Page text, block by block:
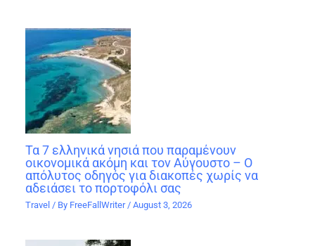
Τα 7 ελληνικά νησιά που παραμένουν
οικονομικά ακόμη και τον Αύγουστο – Ο
απόλυτος οδηγός για διακοπές χωρίς να
αδειάσει το πορτοφόλι σας
Travel / By FreeFallWriter/August 3, 2026